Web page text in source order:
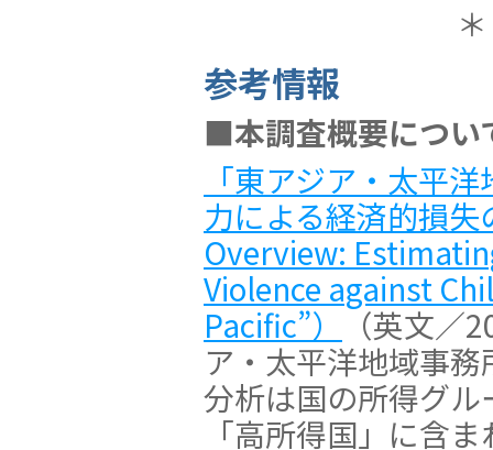
参考情報
■本調査概要につい
「東アジア・太平
力による経済的損
Overview:
Violence against
Pacific”）
（英文／
ア・太平洋地域事務
分析は国の所得グ
「高所得国」に含